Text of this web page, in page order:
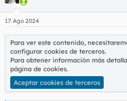
17 Ago 2024
Para ver este contenido,
configurar cookies de terceros.
Para obtener información más
página de cookies.
Aceptar cookies de terceros